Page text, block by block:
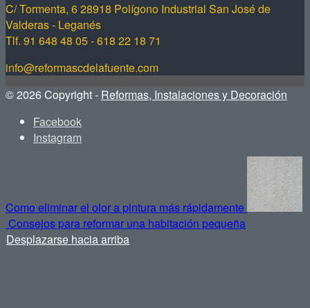
C/ Tormenta, 6 28918 Polígono Industrial San José de
Valderas - Leganés
Tlf. 91 648 48 05 - 618 22 18 71
info@reformascdelafuente.com
© 2026 Copyright - Reformas, Instalaciones y Decoración
Facebook
Instagram
Como eliminar el olor a pintura más rápidamente
Consejos para reformar una habitación pequeña
Desplazarse hacia arriba